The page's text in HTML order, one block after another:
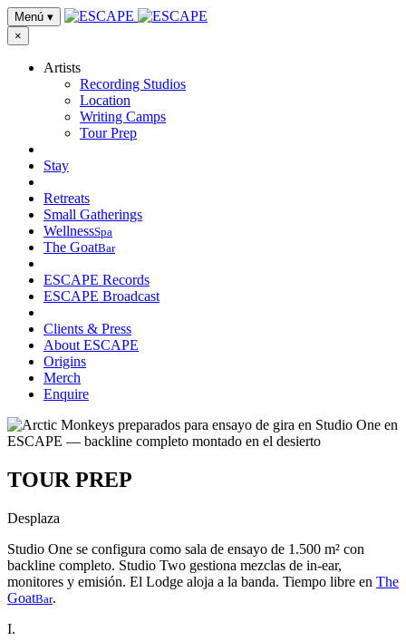
Menú ▾
×
Artists
Recording Studios
Location
Writing Camps
Tour Prep
Stay
Retreats
Small Gatherings
WellnessSpa
The GoatBar
ESCAPE Records
ESCAPE Broadcast
Clients & Press
About ESCAPE
Origins
Merch
Enquire
TOUR PREP
Desplaza
Studio One se configura como sala de ensayo de 1.500 m² con
backline completo. Studio Two gestiona mezclas de in-ear,
monitores y emisión. El Lodge aloja a la banda. Tiempo libre en The
GoatBar.
I.